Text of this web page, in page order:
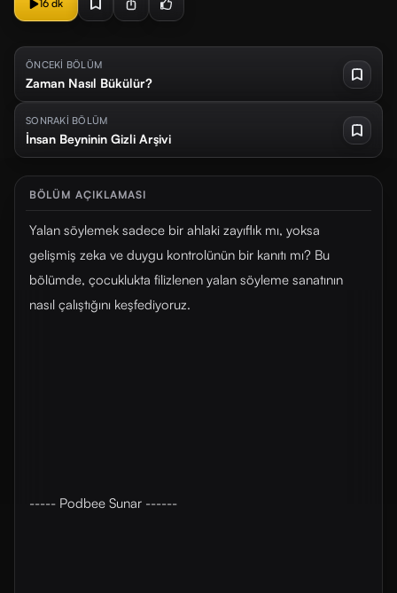
16 dk
ÖNCEKİ BÖLÜM
Zaman Nasıl Bükülür?
SONRAKİ BÖLÜM
İnsan Beyninin Gizli Arşivi
BÖLÜM AÇIKLAMASI
Yalan söylemek sadece bir ahlaki zayıflık mı, yoksa
gelişmiş zeka ve duygu kontrolünün bir kanıtı mı? Bu
bölümde, çocuklukta filizlenen yalan söyleme sanatının
nasıl çalıştığını keşfediyoruz.
----- Podbee Sunar ------